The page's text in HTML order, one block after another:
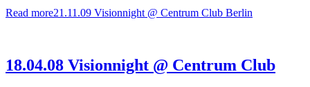
Read more21.11.09 Visionnight @ Centrum Club Berlin
18.04.08 Visionnight @ Centrum Club